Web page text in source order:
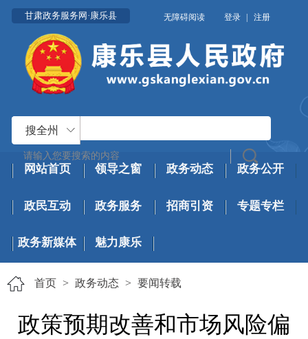
甘肃政务服务网·康乐县 无障碍阅读 登录 | 注册
搜全州
网站首页 领导之窗 政务动态 政务公开
政民互动 政务服务 招商引资 专题专栏
政务新媒体 魅力康乐
首页 > 政务动态 > 要闻转载
政策预期改善和市场风险偏